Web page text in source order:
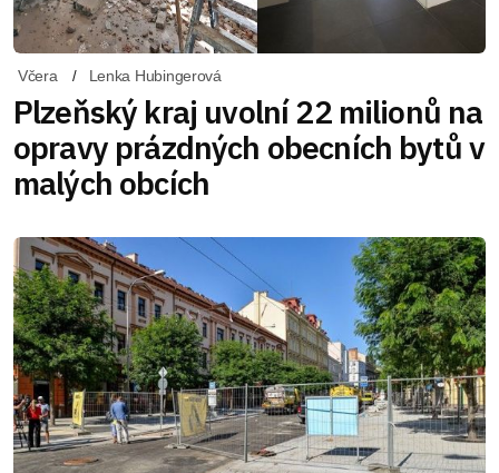
Včera Lenka Hubingerová
Plzeňský kraj uvolní 22 milionů na
opravy prázdných obecních bytů v
malých obcích